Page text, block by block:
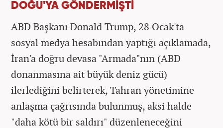
DOĞU'YA GÖNDERMİŞTİ
ABD Başkanı Donald Trump, 28 Ocak'ta
sosyal medya hesabından yaptığı açıklamada,
İran'a doğru devasa "Armada"nın (ABD
donanmasına ait büyük deniz gücü)
ilerlediğini belirterek, Tahran yönetimine
anlaşma çağrısında bulunmuş, aksi halde
"daha kötü bir saldırı" düzenleneceğini